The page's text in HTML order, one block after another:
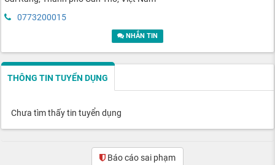
0773200015
NHẮN TIN
THÔNG TIN TUYỂN DỤNG
Chưa tìm thấy tin tuyển dụng
Báo cáo sai phạm